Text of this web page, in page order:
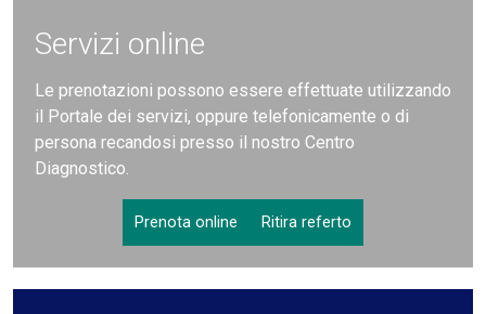
Servizi online
Le prenotazioni possono essere effettuate utilizzando
il Portale dei servizi, oppure telefonicamente o di
persona recandosi presso il nostro Centro
Diagnostico.
Prenota online Ritira referto